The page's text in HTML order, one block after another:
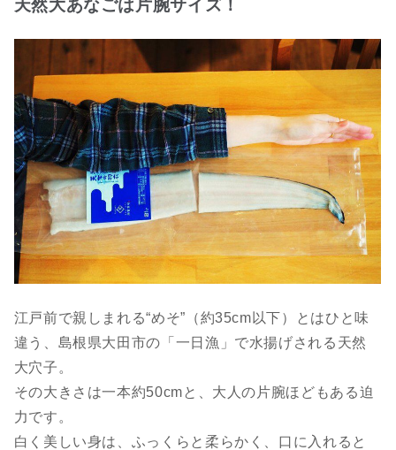
天然大あなごは片腕サイズ！
江戸前で親しまれる“めそ”（約35cm以下）とはひと味
違う、島根県大田市の「一日漁」で水揚げされる天然
大穴子。
その大きさは一本約50cmと、大人の片腕ほどもある迫
力です。
白く美しい身は、ふっくらと柔らかく、口に入れると